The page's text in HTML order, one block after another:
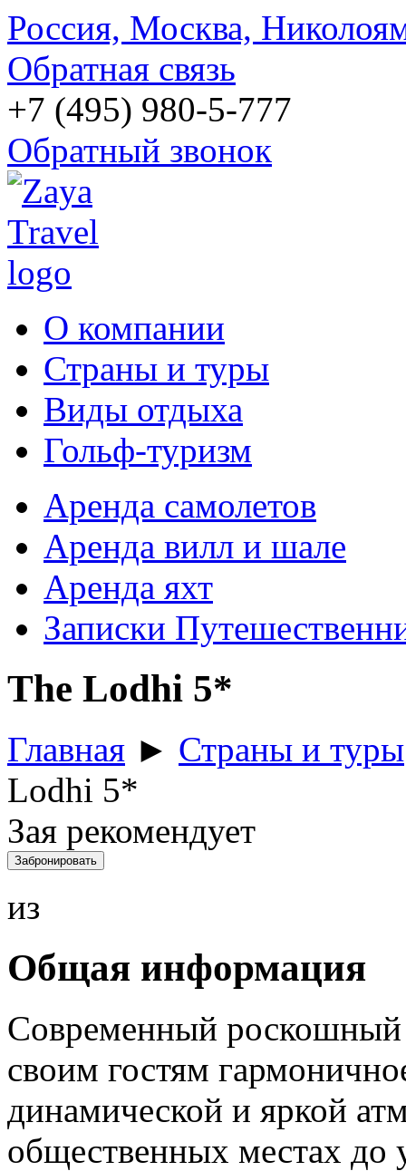
Россия, Москва,
Обратная связь
+7 (495) 980-5-777
Обратный звонок
О компании
Страны и туры
Виды отдыха
Гольф-туризм
Аренда самолетов
Аренда вилл и шале
Аренда яхт
Записки
The Lodhi 5*
Главная ► Страны и туры
Lodhi 5*
Зая рекомендует
Забронировать
из
Общая информация
Современный роскошный
своим гостям
динамической и яркой
общественных местах до